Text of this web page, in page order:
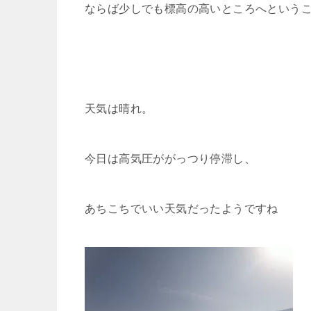
ならば少しでも標高の高いところへというこ
天気は晴れ。
今日は高気圧ががっつり停滞し、
あちこちでいい天気だったようですね